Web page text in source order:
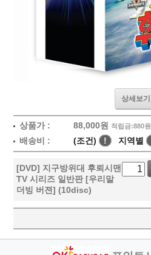
상세보기
상품가 : 88,000원 적립금:880원
배송비 : (조건) ! 지역별
[DVD] 지구방위대 후뢰시맨
TV 시리즈 일반판 [우리말
더빙 버젼] (10disc)